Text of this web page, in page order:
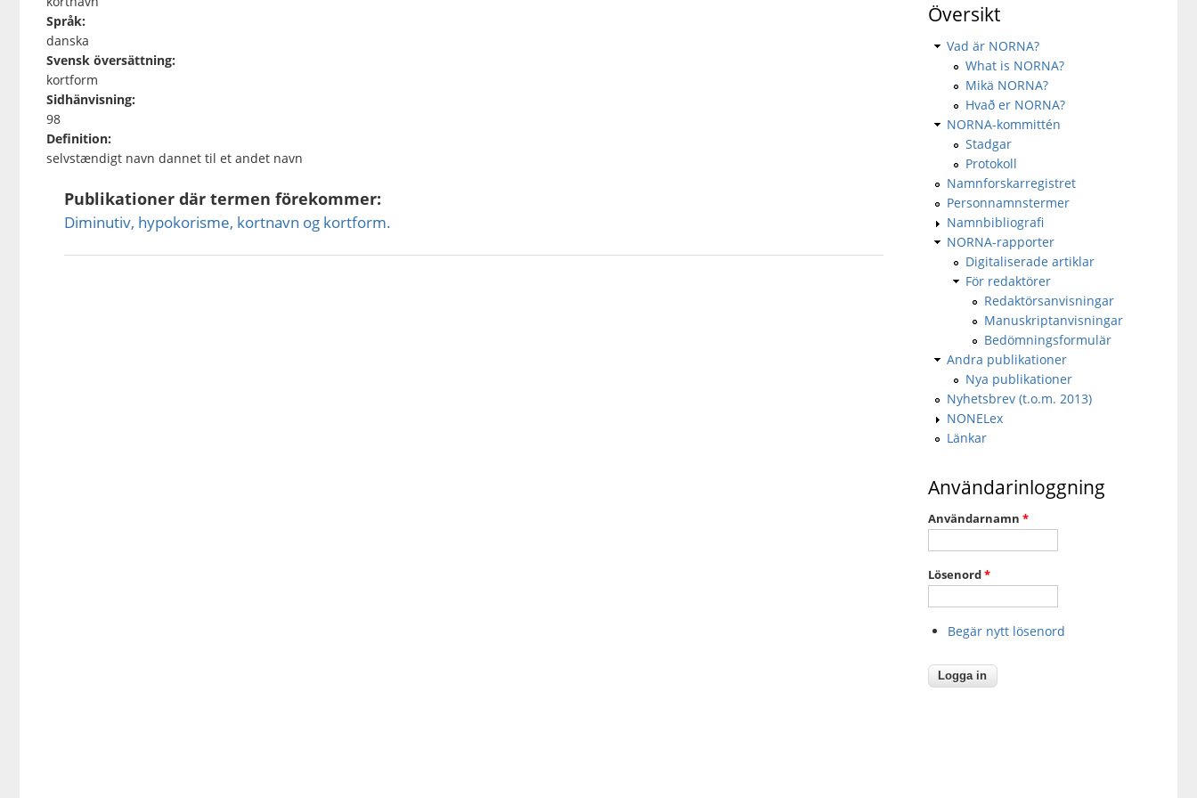
Språk:
danska
Svensk översättning:
kortform
Sidhänvisning:
98
Definition:
selvstændigt navn dannet til et andet navn
Publikationer där termen förekommer:
Diminutiv, hypokorisme, kortnavn og kortform.
Översikt
Vad är NORNA?
What is NORNA?
Mikä NORNA?
Hvað er NORNA?
NORNA-kommittén
Stadgar
Protokoll
Namnforskarregistret
Personnamnstermer
Namnbibliografi
NORNA-rapporter
Digitaliserade artiklar
För redaktörer
Redaktörsanvisningar
Manuskriptanvisningar
Bedömningsformulär
Andra publikationer
Nya publikationer
Nyhetsbrev (t.o.m. 2013)
NONELex
Länkar
Användarinloggning
Användarnamn *
Lösenord*
Begär nytt lösenord